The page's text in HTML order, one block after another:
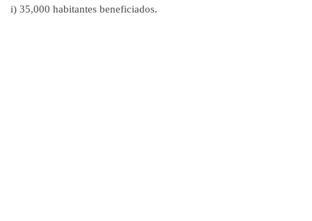
i) 35,000 habitantes beneficiados.